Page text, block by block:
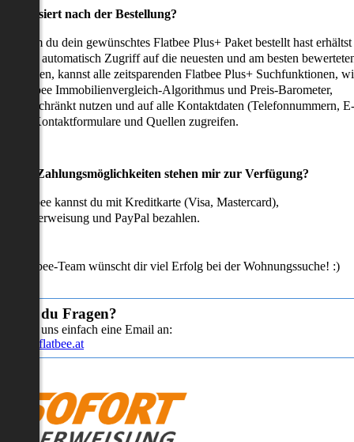
passiert nach der Bestellung?
du dein gewünschtes Flatbee Plus+ Paket bestellt hast erhältst
sofort automatisch Zugriff auf die neuesten und am besten
kannst alle zeitsparenden Flatbee Plus+ Suchfunktionen,
Flatbee Immobilienvergleich-Algorithmus und Preis-Barometer,
nutzen und auf alle Kontaktdaten (Telefonnummern, E-
Kontaktformulare und Quellen zugreifen.
Zahlungsmöglichkeiten stehen mir zur Verfügung?
Flatbee kannst du mit Kreditkarte (Visa, Mastercard),
und PayPal bezahlen.
Flatbee-Team wünscht dir viel Erfolg bei der Wohnungssuche! :)
Hast du Fragen?
Sende uns einfach eine Email an:
info@flatbee.at